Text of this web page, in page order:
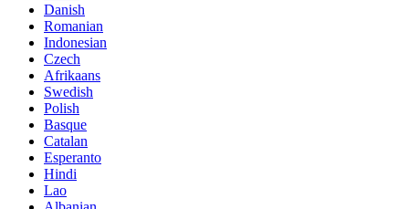
Danish
Romanian
Indonesian
Czech
Afrikaans
Swedish
Polish
Basque
Catalan
Esperanto
Hindi
Lao